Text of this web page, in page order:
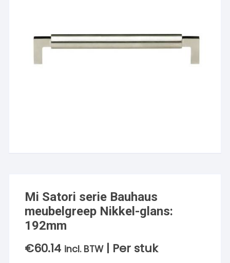
Mi Satori serie Bauhaus
meubelgreep Nikkel-glans:
192mm
€60.14 incl. BTW | Per stuk